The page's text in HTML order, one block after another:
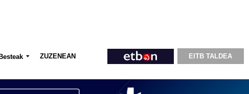
Besteak ZUZENEAN EITB TALDEA